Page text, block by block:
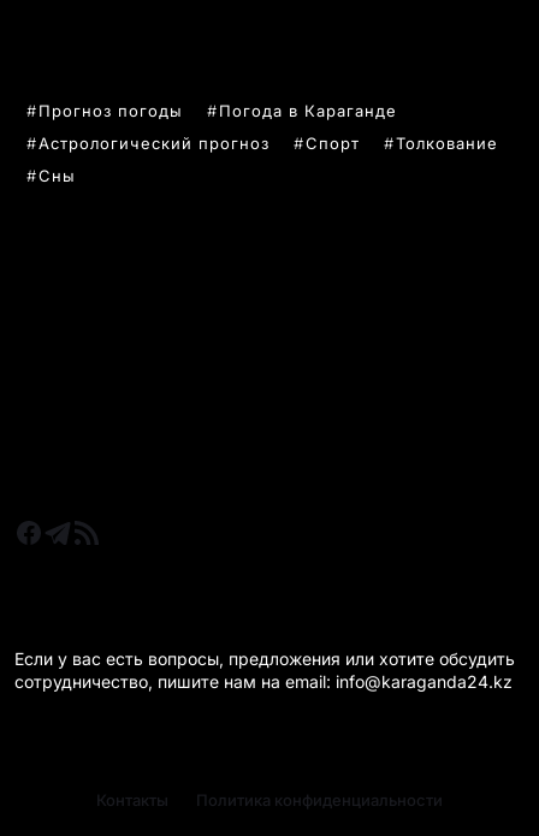
Прогноз погоды
Погода в Караганде
Астрологический прогноз
Спорт
Толкование
Сны
Если у вас есть вопросы, предложения или хотите обсудить
сотрудничество, пишите нам на email: info@karaganda24.kz
Контакты Политика конфиденциальности